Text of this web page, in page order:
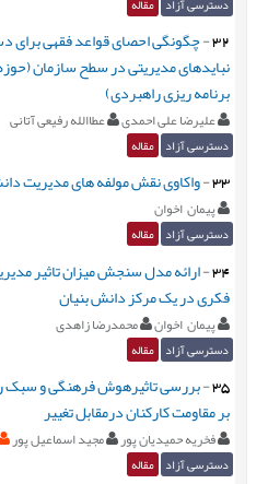
32
-چگونگی احصای قواعد فقهی برای
نبایدهای مدیریتی در سطح سازمان
برنامه ریزی راهبردی)
علیرضا علی احمدی عطاالله رفیعی آتانی
دسترسی آزاد مقاله
33
-واکاوی نقش مولفه های مدیریت
پيمان اخوان
دسترسی آزاد مقاله
34
-ارائه مدل سنجش میزان تاثیر
فکری در یک مرکز دانش بنیان
پيمان اخوان محمدرضا زاهدی
دسترسی آزاد مقاله
35
-بررسی تاثیرهوش فرهنگی و سبک
بر مقاومت کارکنان درمقابل تغییر
فخریه حمیدیان پور مجید اسماعیل پور
دسترسی آزاد مقاله